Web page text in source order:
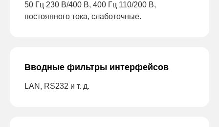
50 Гц 230 В/400 В, 400 Гц 110/200 В,
постоянного тока, слаботочные.
Вводные фильтры интерфейсов
LAN, RS232 и т. д.